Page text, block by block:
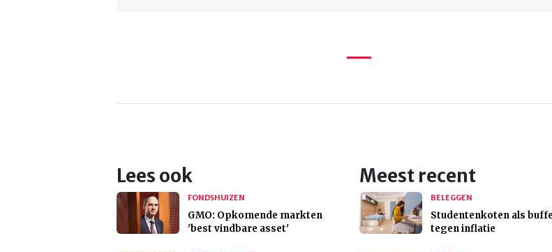
Lees ook
FONDSHUIZEN
GMO: Opkomende markten
'best vindbare asset'
Meest recent
BELEGGEN
Studentenkoten als
tegen inflatie